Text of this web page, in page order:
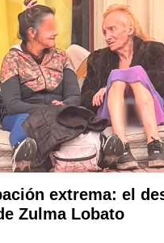
extrema: el
Zulma Lobato